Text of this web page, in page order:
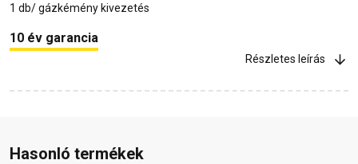
1 db/ gázkémény kivezetés
10 év garancia
Részletes leírás
Hasonló termékek